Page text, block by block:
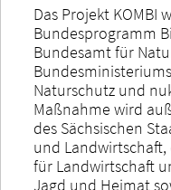
Das Projekt KOMBI
Bundesprogramm
Bundesamt für
Naturschutz und
Maßnahme wird
des Sächsischen
und Landwirtschaft,
für Landwirtschaft
Jagd und Heimat